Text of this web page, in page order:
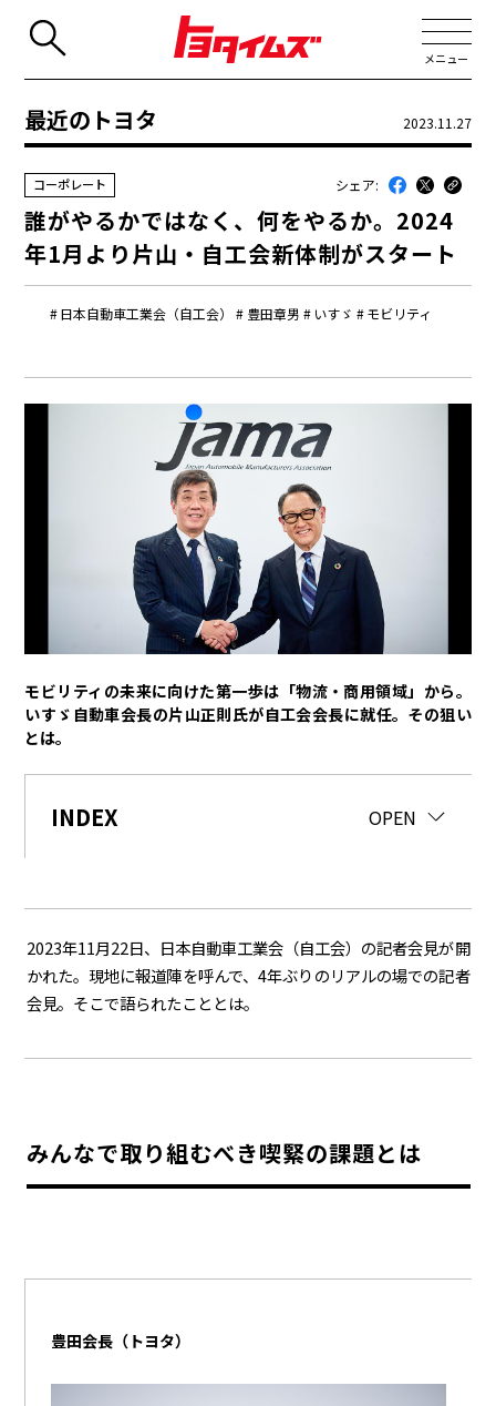
メニュー
最近のトヨタ
連載
コラム
トヨタイムズニュース
トヨタイムズビジネス
トヨタイムズスポーツ
トヨタイムズPodcast
SDGs
スポーツ
クルマ
テクノロジー
モビリティカンパニー トヨタグローバル トヨタグループ
follow us
最近のトヨタ 2023.11.27
日本自動車工業会（自工会） 豊田章男 いすゞ モビリティ
コーポレート シェア:
誰がやるかではなく、何をやるか。2024
年1月より片山・自工会新体制がスタート
モビリティの未来に向けた第一歩は「物流・商用領域」から。
いすゞ自動車会長の片山正則氏が自工会会長に就任。その狙い
とは。
INDEX OPEN
CLOSE
2023年11月22日、日本自動車工業会（自工会）の記者会見が開
かれた。現地に報道陣を呼んで、4年ぶりのリアルの場での記者
会見。そこで語られたこととは。
みんなで取り組むべき喫緊の課題とは
豊田会長（トヨタ）